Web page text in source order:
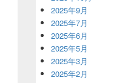
2025年9月
2025年7月
2025年6月
2025年5月
2025年3月
2025年2月